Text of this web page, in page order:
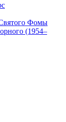
Фомы
(1954–